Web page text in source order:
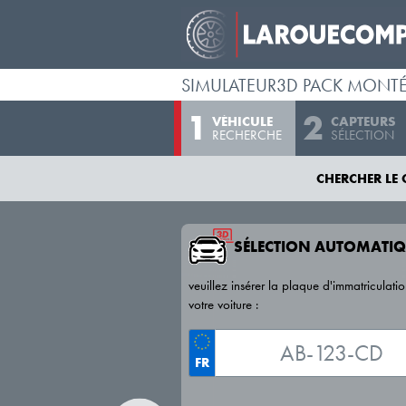
SIMULATEUR3D PACK MONTÉ
VÉHICULE
RECHERCHE
CAPTEURS
SÉLECTION
CHERCHER LE
SÉLECTION
veuillez insérer la plaque
votre voiture :
FR